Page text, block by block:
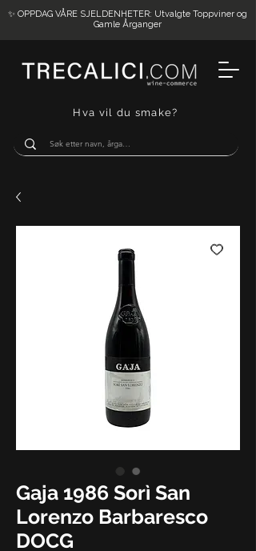
Hva vil du smake?
✨ OPPDAG VÅRE SJELDENHETER: Utvalgte Toppviner og
Gamle Årganger
Gaja 1986 Sorì San
Lorenzo Barbaresco
DOCG